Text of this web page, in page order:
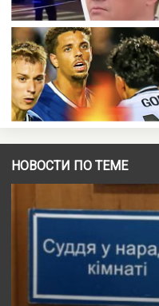
НОВОСТИ ПО ТЕМЕ